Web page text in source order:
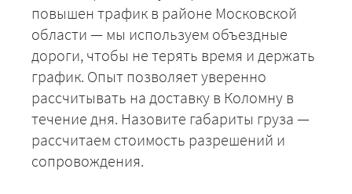
повышен трафик в районе Московской
области — мы используем объездные
дороги, чтобы не терять время и держать
график. Опыт позволяет уверенно
рассчитывать на доставку в Коломну в
течение дня. Назовите габариты груза —
рассчитаем стоимость разрешений и
сопровождения.